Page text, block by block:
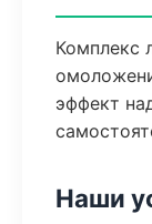
Комплекс
эффект
Наши